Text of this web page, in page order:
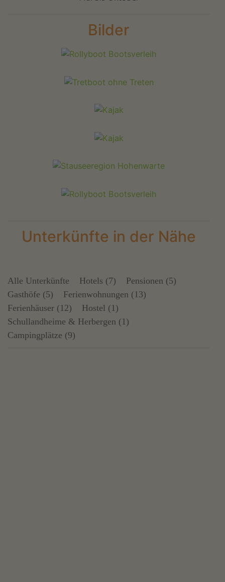
Bilder
Unterkünfte in der Nähe
Alle Unterkünfte Hotels (7)
Pensionen (5)
Gasthöfe (5)
Ferienwohnungen (13)
Ferienhäuser (12)
Hostel (1)
Schullandheime & Herbergen (1)
Campingplätze (9)